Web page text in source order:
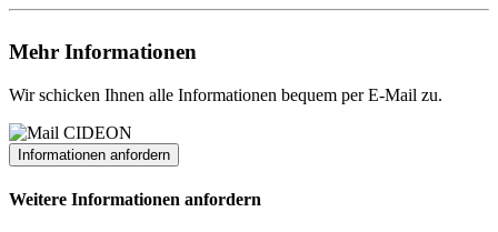
Mehr Informationen
Wir schicken Ihnen alle Informationen bequem per E-Mail zu.
Informationen anfordern
Weitere Informationen anfordern